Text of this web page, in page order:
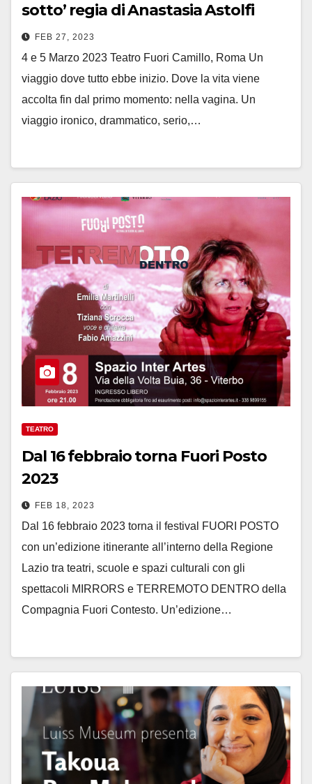
sotto’ regia di Anastasia Astolfi
FEB 27, 2023
4 e 5 Marzo 2023 Teatro Fuori Camillo, Roma Un
viaggio dove tutto ebbe inizio. Dove la vita viene
accolta fin dal primo momento: nella vagina. Un
viaggio ironico, drammatico, serio,…
TEATRO
Dal 16 febbraio torna Fuori Posto
2023
FEB 18, 2023
Dal 16 febbraio 2023 torna il festival FUORI POSTO
con un’edizione itinerante all’interno della Regione
Lazio tra teatri, scuole e spazi culturali con gli
spettacoli MIRRORS e TERREMOTO DENTRO della
Compagnia Fuori Contesto. Un’edizione…